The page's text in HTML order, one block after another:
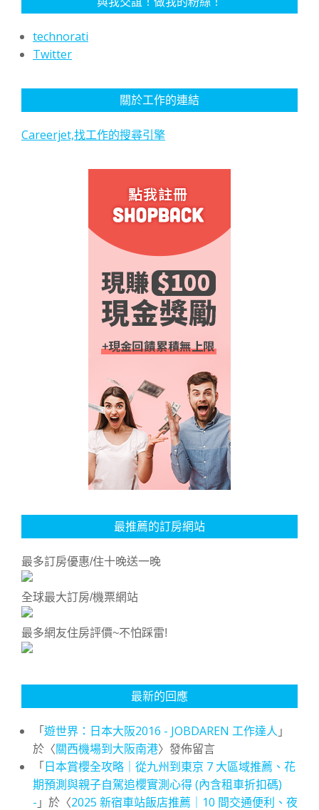
technorati
Twitter
關於工作的連結
Careerjet,找工作的搜尋引擎
最推薦的訂房網站
最多訂房優惠/住十晚送一晚
全球最大訂房/機票網站
最多網友住房評價~不怕踩雷!
最新的回應
「遊世界：日本大阪2016 - JOBDAREN 工作達人 」
於〈關西機場到大阪南港〉發佈留言
「日本賞櫻全攻略｜從九州到東京 7 大區域推薦、花
期預測與親子自駕追櫻實測心得 (內含租車折扣碼)
- 」於〈2025 新宿車站飯店推薦｜10 間交通便利、夜